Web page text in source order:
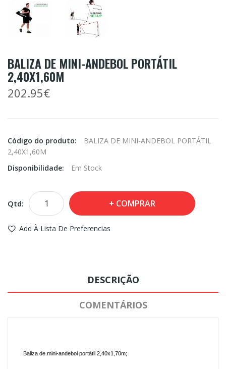
BALIZA DE MINI-ANDEBOL PORTÁTIL
2,40X1,60M
202.95€
Código do produto:
BALIZA DE MINI-ANDEBOL PORTÁTIL
2,40X1,60M
Disponibilidade:
Em Stock
Qtd: COMPRAR
Add À Lista De Preferencias
DESCRIÇÃO
COMENTÁRIOS
Baliza de mini-andebol portátil 2,40x1,70m;